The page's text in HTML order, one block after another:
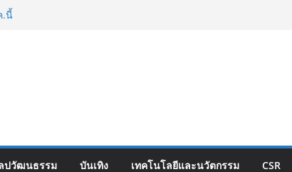
คบุกเบิก “วัดสุทธิฯ”รวมพลงาน “สิงห์สะพาน
ย จับมือ กระทรวงวัฒนธรรม แถลงเปิดตัว
อัตลักษณ์อาหารภูมิภาค “รสถิ่นไทย” เฟ้นหาเมนู
ปวัฒนธรรม บันเทิง เทคโนโลยีและนวัตกรรม CSR